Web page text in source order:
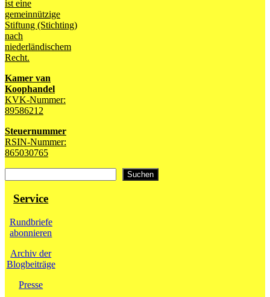
ist eine
gemeinnützige
Stiftung (Stichting)
nach
niederländischem
Recht.
Kamer van
Koophandel
KVK-Nummer:
89586212
Steuernummer
RSIN-Nummer:
865030765
Suchen
Service
Rundbriefe
abonnieren
Archiv der
Blogbeiträge
Presse